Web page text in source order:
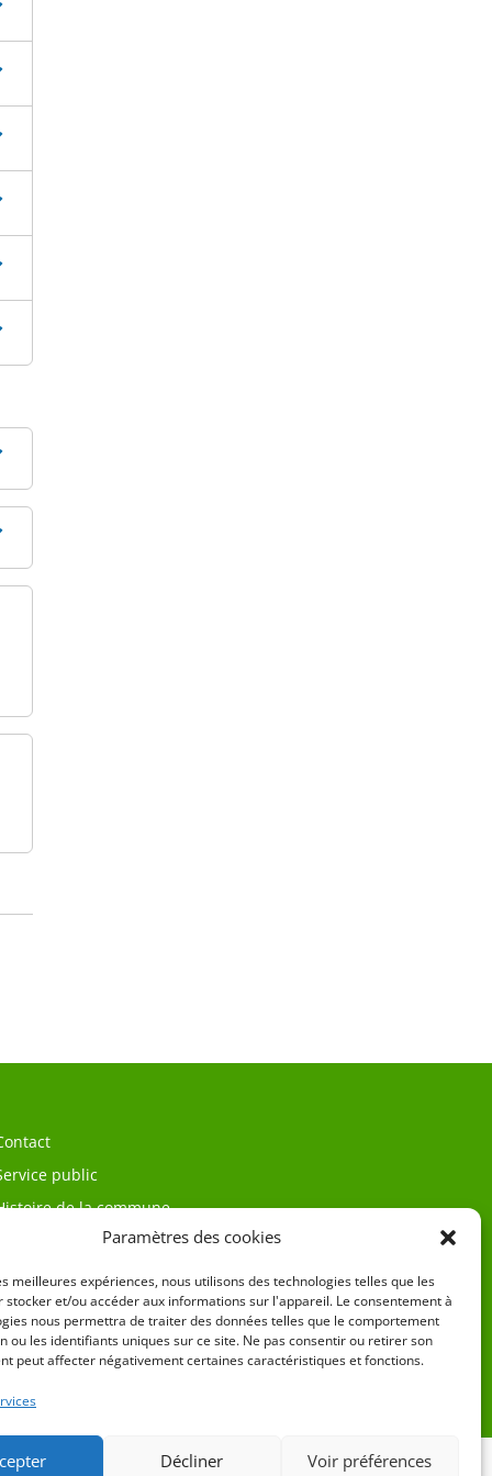
Paramètres des cookies
meilleures expériences, nous utilisons des technologies telles que les
stocker et/ou accéder aux informations sur l'appareil. Le consentement à
nous permettra de traiter des données telles que le comportement
ou les identifiants uniques sur ce site. Ne pas consentir ou retirer son
peut affecter négativement certaines caractéristiques et fonctions.
Décliner Voir préférences
public
de la commune